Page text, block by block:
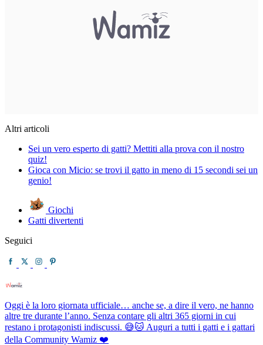
Altri articoli
Sei un vero esperto di gatti? Mettiti alla prova con il nostro
quiz!
Gioca con Micio: se trovi il gatto in meno di 15 secondi sei un
genio!
Giochi
Gatti divertenti
Seguici
Oggi è la loro giornata ufficiale… anche se, a dire il vero, ne hanno
altre tre durante l’anno. Senza contare gli altri 365 giorni in cui
restano i protagonisti indiscussi. 😅🐱 Auguri a tutti i gatti e i gattari
della Community Wamiz ❤️